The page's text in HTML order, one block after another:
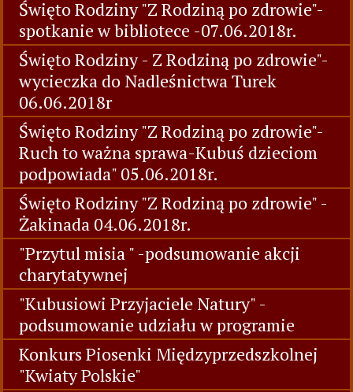
Święto Rodziny "Z Rodziną po zdrowie"-
spotkanie w bibliotece -07.06.2018r.
Święto Rodziny - Z Rodziną po zdrowie"-
wycieczka do Nadleśnictwa Turek
06.06.2018r
Święto Rodziny "Z Rodziną po zdrowie"-
Ruch to ważna sprawa-Kubuś dzieciom
podpowiada" 05.06.2018r.
Święto Rodziny "Z Rodziną po zdrowie" -
Żakinada 04.06.2018r.
"Przytul misia " -podsumowanie akcji
charytatywnej
"Kubusiowi Przyjaciele Natury" -
podsumowanie udziału w programie
Konkurs Piosenki Międzyprzedszkolnej
"Kwiaty Polskie"